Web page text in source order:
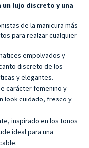
un lujo discreto y una
de la manicura más
para realzar cualquier
empolvados y
discreto de los
y elegantes.
carácter femenino y
look cuidado, fresco y
inspirado en los tonos
ideal para una